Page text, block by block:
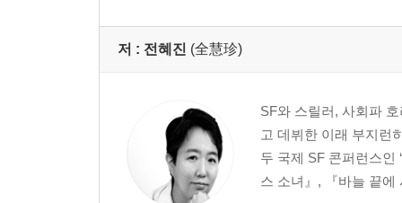
저 : 전혜진 (全慧珍)
SF와 스릴러, 사회파
고 데뷔한 이래 부지런
두 국제 SF 콘퍼런스인
스 소녀』, 『바늘 끝에